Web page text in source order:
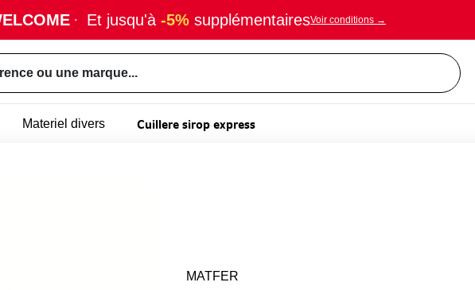
· Et jusqu'à -5% supplémentairesVoir conditions →
ou une marque...
Materiel divers Cuillere sirop express
MATFER